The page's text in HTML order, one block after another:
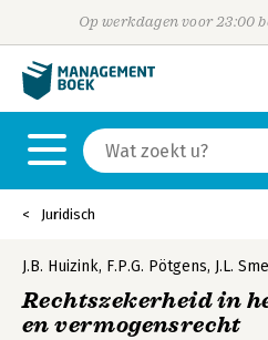
Op werkdagen voor 23:00
Juridisch
J.B. Huizink, F.P.G. Pötgens, J.L.
Rechtszekerheid in
en vermogensrecht